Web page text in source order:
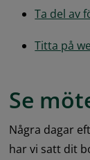
Ta del av
Titta på
Se
Några dagar
har vi satt dit